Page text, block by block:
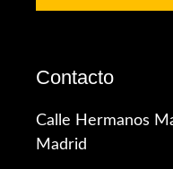
Contacto
Calle Hermanos
Madrid